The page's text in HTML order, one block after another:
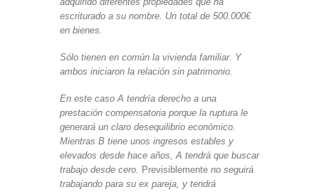
escriturado a su nombre. Un total de 500.000€
en bienes.
Sólo tienen en común la vivienda familiar. Y
ambos iniciaron la relación sin patrimonio.
En este caso A tendría derecho a una
prestación compensatoria porque la ruptura le
generará un claro desequilibrio económico.
Mientras B tiene unos ingresos estables y
elevados desde hace años, A tendrá que buscar
trabajo desde cero. Previsiblemente no seguirá
trabajando para su ex pareja, y tendrá